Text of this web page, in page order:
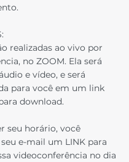
realizadas ao vivo por
no ZOOM. Ela será
e vídeo, e será
para você em um link
download.
seu horário, você
e-mail um LINK para
videoconferência no dia